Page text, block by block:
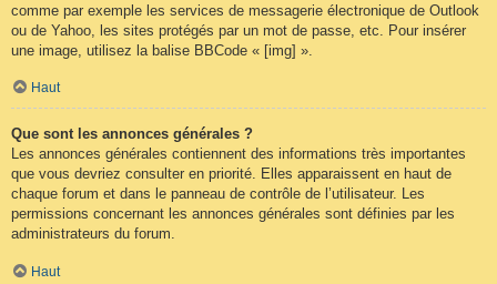
comme par exemple les services de messagerie électronique de Outlook
ou de Yahoo, les sites protégés par un mot de passe, etc. Pour insérer
une image, utilisez la balise BBCode « [img] ».
Haut
Que sont les annonces générales ?
Les annonces générales contiennent des informations très importantes
que vous devriez consulter en priorité. Elles apparaissent en haut de
chaque forum et dans le panneau de contrôle de l’utilisateur. Les
permissions concernant les annonces générales sont définies par les
administrateurs du forum.
Haut